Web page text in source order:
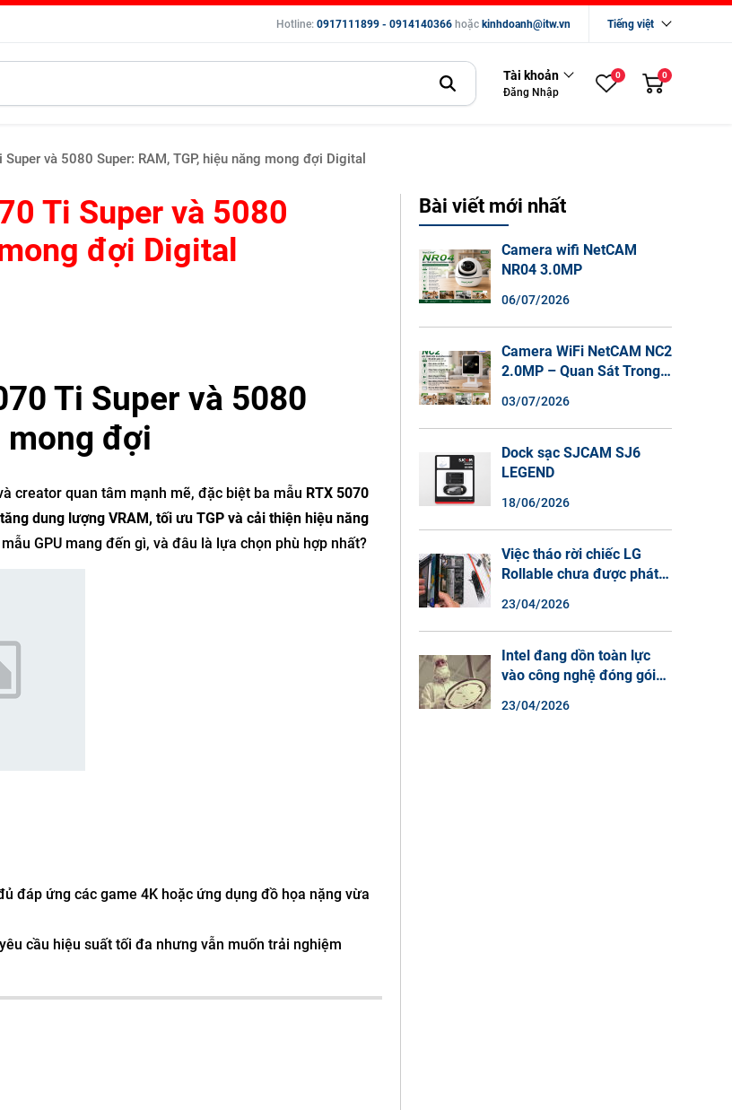
Hotline: 0917111899 - 0914140366 hoặc kinhdoanh@itw.vn Tiếng việt
Tài khoản
Đăng Nhập
0 0
và 5080 Super: RAM, TGP, hiệu năng mong đợi Digital
Ti Super và 5080
đợi Digital
Ti Super và 5080
mong đợi
creator quan tâm mạnh mẽ, đặc biệt ba mẫu RTX 5070
tăng dung lượng VRAM, tối ưu TGP và cải thiện hiệu năng
GPU mang đến gì, và đâu là lựa chọn phù hợp nhất?
đáp ứng các game 4K hoặc ứng dụng đồ họa nặng vừa
cầu hiệu suất tối đa nhưng vẫn muốn trải nghiệm
Bài viết mới nhất
Camera wifi NetCAM
NR04 3.0MP
06/07/2026
Camera WiFi NetCAM NC2
2.0MP – Quan Sát Trong
Màu Ban Đêm, Đàm Thoại
2 Chiều
03/07/2026
Dock sạc SJCAM SJ6
LEGEND
18/06/2026
Việc tháo rời chiếc LG
Rollable chưa được phát
sao điện thoại màn hình
cuộn không phải là một xu
hướng.
23/04/2026
Intel đang dồn toàn lực
vào công nghệ đóng gói
23/04/2026